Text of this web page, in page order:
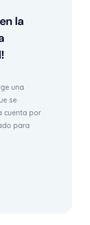
la
una
se
cuenta por
para